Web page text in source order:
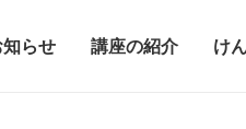
らせ 講座の紹介 け